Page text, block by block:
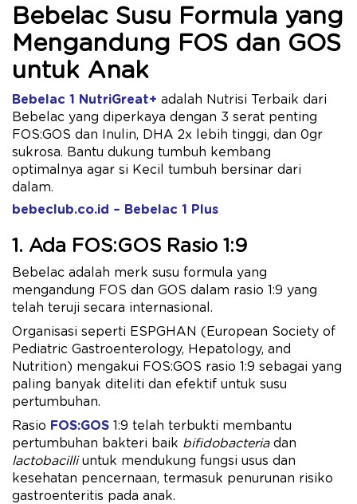
Bebelac Susu Formula yang
Mengandung FOS dan GOS
untuk Anak
Bebelac 1 NutriGreat+ adalah Nutrisi Terbaik dari
Bebelac yang diperkaya dengan 3 serat penting
FOS:GOS dan Inulin, DHA 2x ​lebih tinggi, dan 0gr
sukrosa. Bantu dukung tumbuh kembang
optimalnya agar si Kecil tumbuh bersinar dari
dalam.
bebeclub.co.id – Bebelac 1 Plus
1. Ada FOS:GOS Rasio 1:9
Bebelac adalah merk susu formula yang
mengandung FOS dan GOS dalam rasio 1:9 yang
telah teruji secara internasional.
Organisasi seperti ESPGHAN (European Society of
Pediatric Gastroenterology, Hepatology, and
Nutrition) mengakui FOS:GOS rasio 1:9 sebagai yang
paling banyak diteliti dan efektif untuk susu
pertumbuhan.
Rasio FOS:GOS 1:9 telah terbukti membantu
pertumbuhan bakteri baik bifidobacteriadan
lactobacilliuntuk mendukung fungsi usus dan
kesehatan pencernaan, termasuk penurunan risiko
gastroenteritis pada anak.